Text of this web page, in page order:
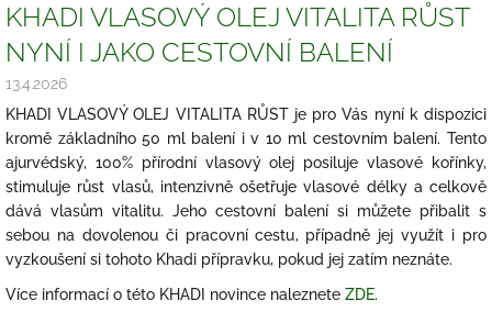
KHADI VLASOVÝ OLEJ VITALITA RŮST
NYNÍ I JAKO CESTOVNÍ BALENÍ
13.4.2026
KHADI VLASOVÝ OLEJ VITALITA RŮST je pro Vás nyní k dispozici
kromě základního 50 ml balení i v 10 ml cestovním balení. Tento
ajurvédský, 100% přírodní vlasový olej posiluje vlasové kořínky,
stimuluje růst vlasů, intenzivně ošetřuje vlasové délky a celkově
dává vlasům vitalitu. Jeho cestovní balení si můžete přibalit s
sebou na dovolenou či pracovní cestu, případně jej využít i pro
vyzkoušení si tohoto Khadi přípravku, pokud jej zatím neznáte.
Více informací o této KHADI novince naleznete ZDE.